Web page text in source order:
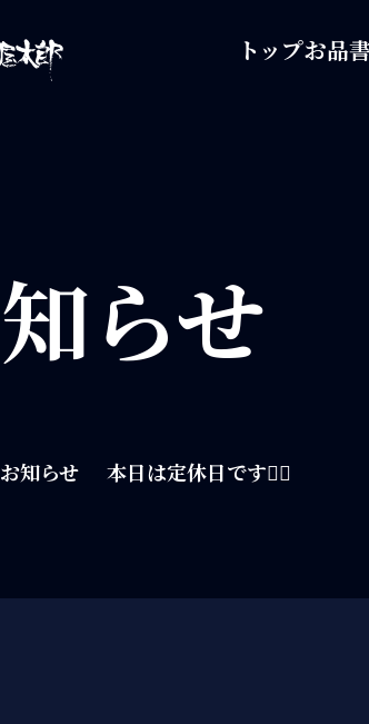
トップお品
らせ
お知らせ 本日は定休日です🙇‍♀️